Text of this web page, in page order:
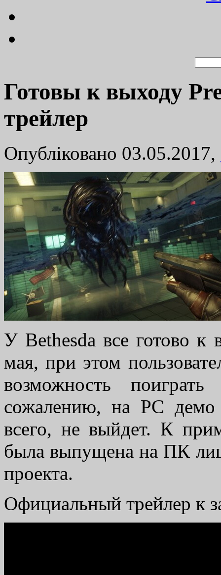
Готовы к выходу
трейлер
Опубліковано 03.05.2017,
У Bethesda все готово к
мая, при этом
возможность
сожалению, на PC
всего, не выйдет. К
была выпущена на ПК
проекта.
Официальный трейлер к